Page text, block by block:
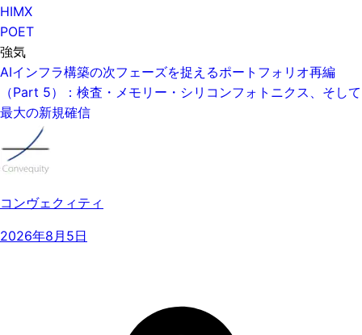
HIMX
POET
強気
AIインフラ構築の次フェーズを捉えるポートフォリオ再編
（Part 5）：検査・メモリー・シリコンフォトニクス、そして
最大の新規確信
コンヴェクィティ
2026年8月5日